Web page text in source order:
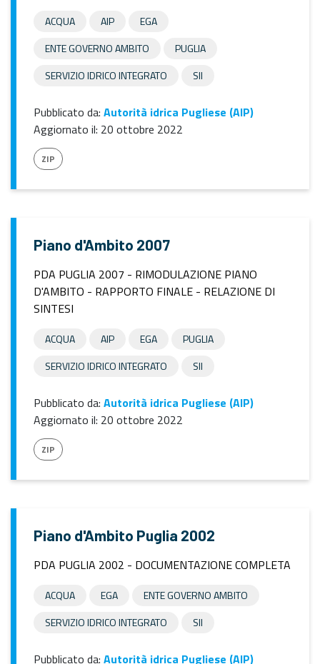
ACQUA AIP
EGA
ENTE GOVERNO AMBITO
PUGLIA
SERVIZIO IDRICO INTEGRATO
SII
Pubblicato da: Autorità idrica Pugliese (AIP)
Aggiornato il: 20 ottobre 2022
ZIP
Piano d'Ambito 2007
PDA PUGLIA 2007 - RIMODULAZIONE PIANO
D'AMBITO - RAPPORTO FINALE - RELAZIONE DI
SINTESI
ACQUA AIP EGA
PUGLIA
SERVIZIO IDRICO INTEGRATO
SII
Pubblicato da: Autorità idrica Pugliese (AIP)
Aggiornato il: 20 ottobre 2022
ZIP
Piano d'Ambito Puglia 2002
PDA PUGLIA 2002 - DOCUMENTAZIONE COMPLETA
ACQUA EGA
ENTE GOVERNO AMBITO
SERVIZIO IDRICO INTEGRATO
SII
Pubblicato da: Autorità idrica Pugliese (AIP)